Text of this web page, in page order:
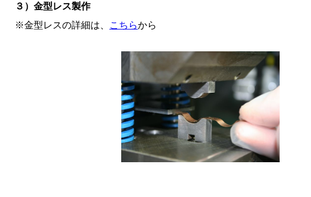
３）金型レス製作
※金型レスの詳細は、
こちらから